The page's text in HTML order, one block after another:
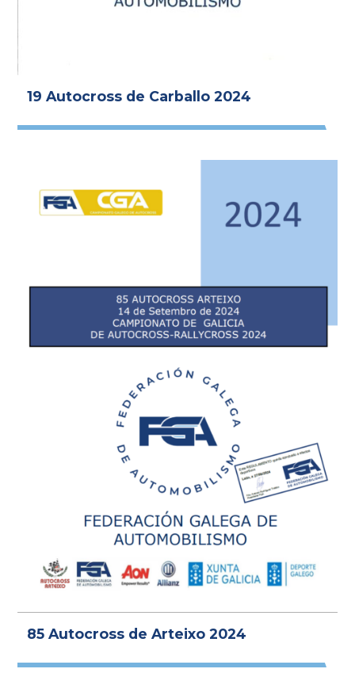
19 Autocross de Carballo 2024
85 Autocross de Arteixo 2024